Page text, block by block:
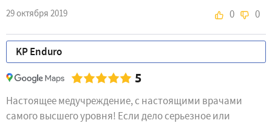
29 октября 2019 0 0
KP Enduro
5
Настоящее медучреждение, с настоящими врачами
самого высшего уровня! Если дело серьезное или